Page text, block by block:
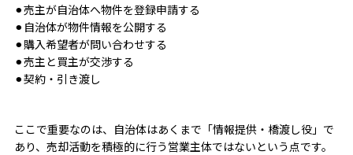
⚫︎売主が自治体へ物件を登録申請する
⚫︎自治体が物件情報を公開する
⚫︎購入希望者が問い合わせする
⚫︎売主と買主が交渉する
⚫︎契約・引き渡し
ここで重要なのは、自治体はあくまで「情報提供・橋渡し役」で
あり、売却活動を積極的に行う営業主体ではないという点です。